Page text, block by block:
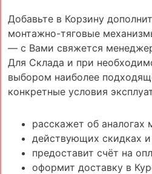
Добавьте в Корзину
монтажно-тяговые
— с Вами свяжется
Для Склада и при
выбором наиболее
конкретные условия
расскажет об аналогах
действующих скидках и
предоставит счёт на
оформит доставку в